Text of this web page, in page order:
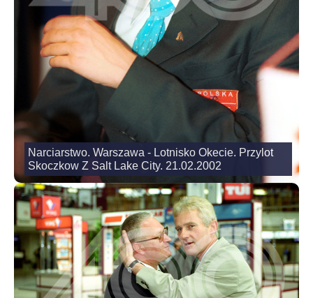
Narciarstwo. Warszawa - Lotnisko Okecie. Przylot
Skoczkow Z Salt Lake City. 21.02.2002